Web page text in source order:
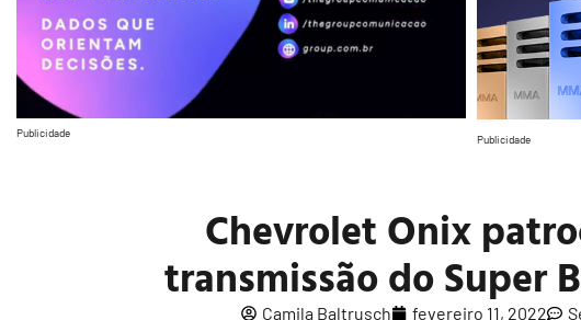
Publicidade Publicidade
Chevrolet Onix
transmissão do Super
Camila Baltrusch fevereiro 11, 2022